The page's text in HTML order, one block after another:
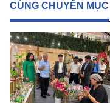
CÙNG CHUYÊN MỤC